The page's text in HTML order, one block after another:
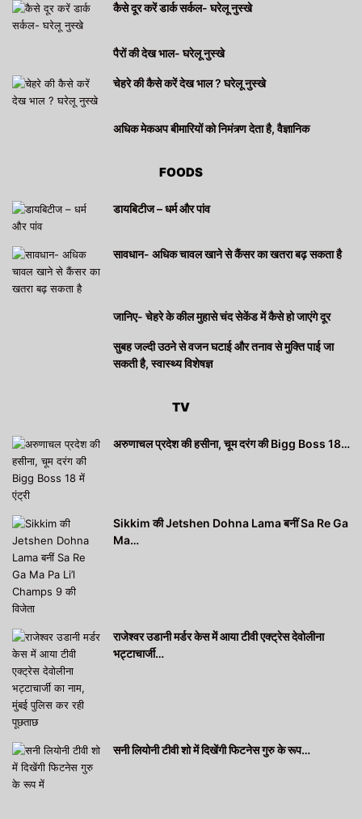
कैसे दूर करें डार्क सर्कल- घरेलू नुस्खे
पैरों की देख भाल- घरेलू नुस्खे
चेहरे की कैसे करें देख भाल ? घरेलू नुस्खे
अधिक मेकअप बीमारियों को निमंत्र्ण देता है, वैज्ञानिक
FOODS
डायबिटीज – धर्म और पांव
सावधान- अधिक चावल खाने से कैंसर का खतरा बढ़ सकता है
जानिए- चेहरे के कील मुहासे चंद सेकेंड में कैसे हो जाएंगे दूर
सुबह जल्दी उठने से वजन घटाई और तनाव से मुक्ति पाई जा
सकती है, स्वास्थ्य विशेषज्ञ
TV
अरुणाचल प्रदेश की हसीना, चूम दरंग की Bigg Boss 18…
Sikkim की Jetshen Dohna Lama बनीं Sa Re Ga
Ma…
राजेश्वर उडानी मर्डर केस में आया टीवी एक्ट्रेस देवोलीना
भट्टाचार्जी…
सनी लियोनी टीवी शो में दिखेंगी फिटनेस गुरु के रूप…